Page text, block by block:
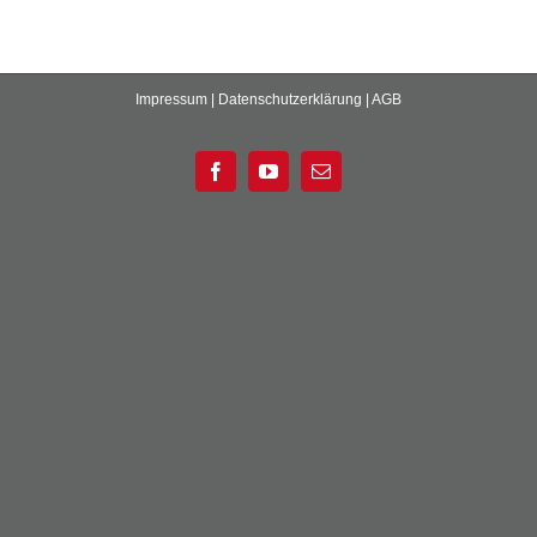
Impressum | Datenschutzerklärung | AGB
FacebookYouTube
E-
Mail